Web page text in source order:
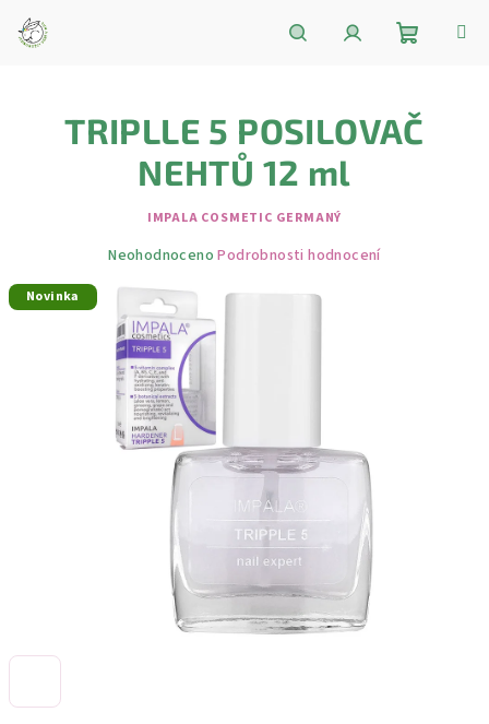
obsah
košík
TRIPLLE 5 POSILOVAČ
NEHTŮ 12 ml
IMPALA COSMETIC GERMANÝ
Průměrné
produktu
je
0,0
hvězdiček.
Neohodnoceno Podrobnosti hodnocení
Novinka